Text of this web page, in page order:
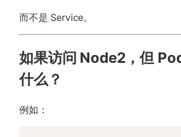
而不是 Service。
如果访问 Node2，但
什么？
例如：